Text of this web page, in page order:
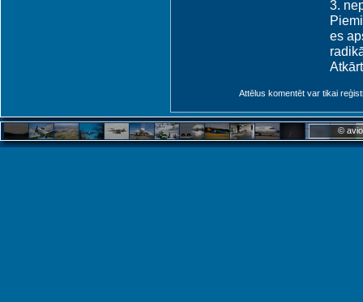
3.
es
Attēlus komentēt var tikai
©